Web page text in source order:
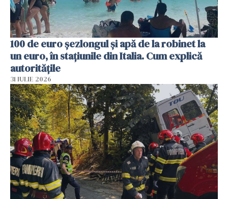
100 de euro șezlongul și apă de la robinet la
un euro, în stațiunile din Italia. Cum explică
autoritățile
31 IULIE 2026